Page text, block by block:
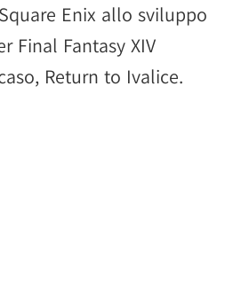
Enix allo sviluppo
Final Fantasy XIV
Return to Ivalice.